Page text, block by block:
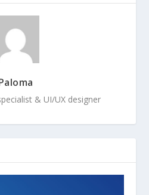
& UI/UX designer